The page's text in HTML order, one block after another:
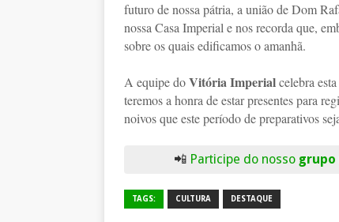
futuro de nossa pátria, a união de Dom
nossa Casa Imperial e nos recorda que,
sobre os quais edificamos o amanhã.
A equipe doVitória Imperialcelebra
teremos a honra de estar presentes para
noivos que este período de preparativos
📲 Participe do nosso grupo
TAGS: CULTURA DESTAQUE